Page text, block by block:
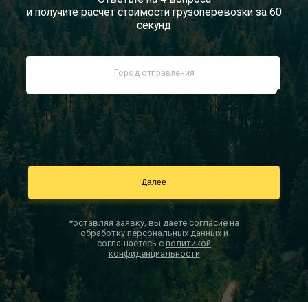
Заказать звонок
Документы
Контакты
и получите расчет стоимости грузоперевозки за 60
секунд
*оставляя заявку, вы даете согласие на
обработку персональных данныхи
соглашаетесь с политикой
конфиденциальности